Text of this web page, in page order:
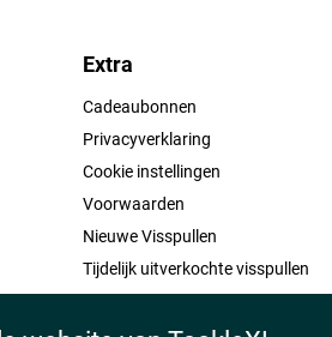
Extra
Cadeaubonnen
Privacyverklaring
Cookie instellingen
Voorwaarden
Nieuwe Visspullen
Tijdelijk uitverkochte visspullen